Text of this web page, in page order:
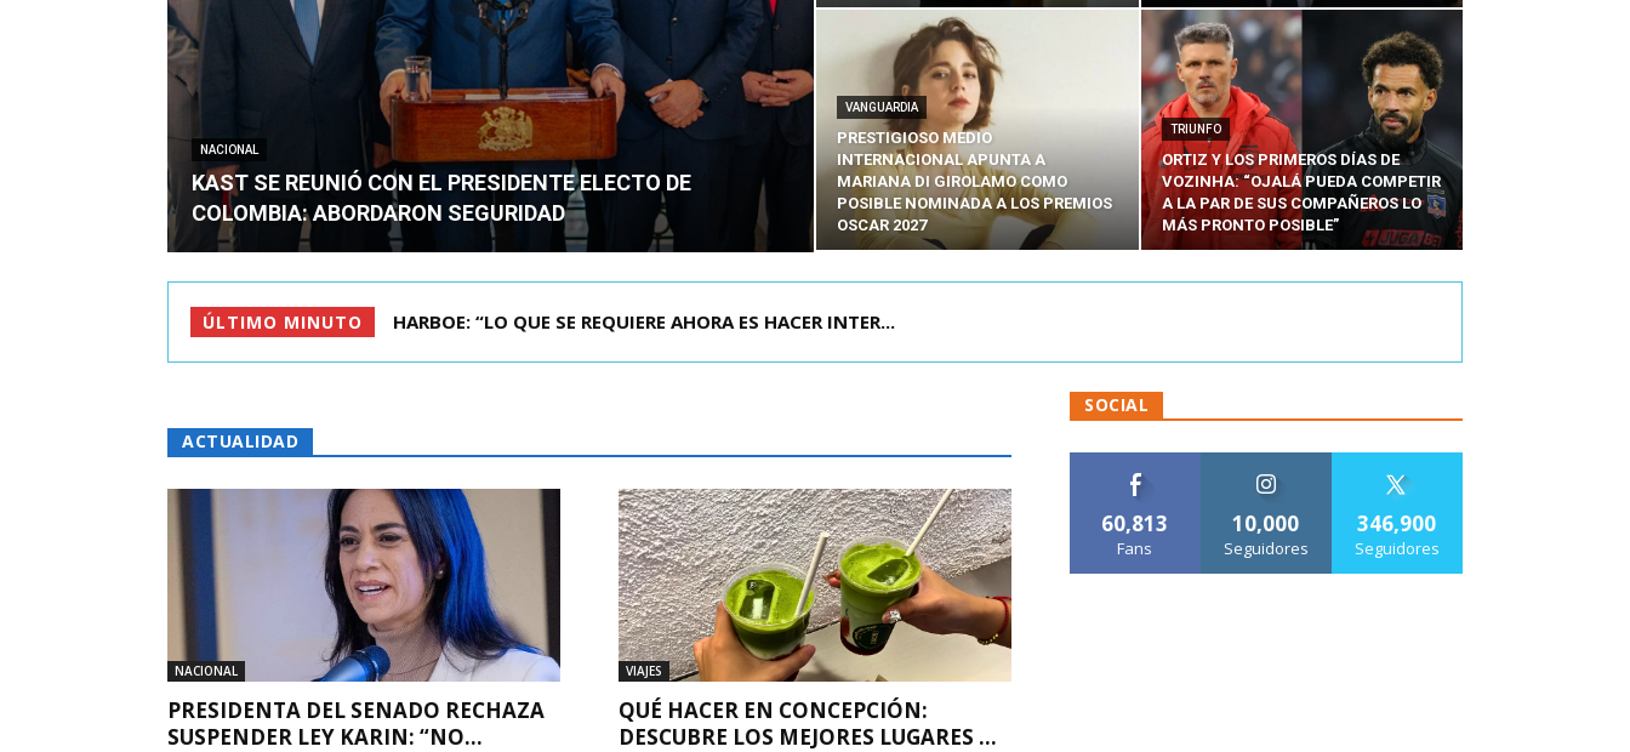
NACIONAL
KAST SE REUNIÓ CON EL PRESIDENTE ELECTO DE
COLOMBIA: ABORDARON SEGURIDAD
VANGUARDIA
PRESTIGIOSO MEDIO
INTERNACIONAL APUNTA A
MARIANA DI GIROLAMO COMO
POSIBLE NOMINADA A LOS PREMIOS
OSCAR 2027
TRIUNFO
ORTIZ Y LOS PRIMEROS DÍAS DE
VOZINHA: “OJALÁ PUEDA COMPETIR
A LA PAR DE SUS COMPAÑEROS LO
MÁS PRONTO POSIBLE”
ÚLTIMO MINUTO BIMINISTRO MAS POR IPC: “LA ECONOMÍA SE ESTÁ ENC...
ACTUALIDAD
NACIONAL
PRESIDENTA DEL SENADO RECHAZA
SUSPENDER LEY KARIN: “NO...
VIAJES
QUÉ HACER EN CONCEPCIÓN:
DESCUBRE LOS MEJORES LUGARES ...
SOCIAL
60,813
Fans
10,000
Seguidores
346,900
Seguidores